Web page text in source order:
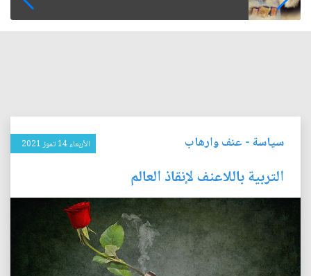
سياسة- عنف وارهاب الأربعاء 14 تموز 2021
التربية باللاعنف لإنقاذ العالم